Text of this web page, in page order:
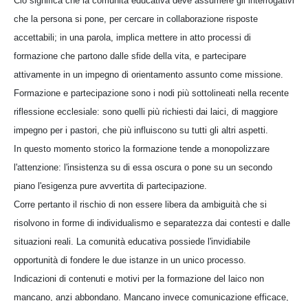
che la persona si pone, per cercare in collaborazione risposte
accettabili; in una parola, implica mettere in atto processi di
formazione che partono dalle sfide della vita, e partecipare
attivamente in un impegno di orientamento assunto come missione.
Formazione e partecipazione sono i nodi più sottolineati nella recente
riflessione ecclesiale: sono quelli più richiesti dai laici, di maggiore
impegno per i pastori, che più influiscono su tutti gli altri aspetti.
In questo momento storico la formazione tende a monopolizzare
l'attenzione: l'insistenza su di essa oscura o pone su un secondo
piano l'esigenza pure avvertita di partecipazione.
Corre pertanto il rischio di non essere libera da ambiguità che si
risolvono in forme di individualismo e separatezza dai contesti e dalle
situazioni reali. La comunità educativa possiede l'invidiabile
opportunità di fondere le due istanze in un unico processo.
Indicazioni di contenuti e motivi per la formazione del laico non
mancano, anzi abbondano. Mancano invece comunicazione efficace,